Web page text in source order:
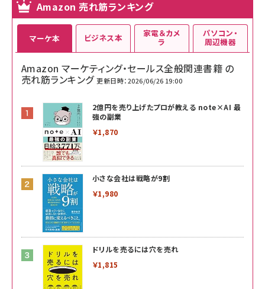
Amazon 売れ筋ランキング
マーケ本
Amazon マーケティング・セールス全般関連書籍 の
売れ筋ランキング 更新日時：2026/06/26 19:00
2億円を売り上げたプロが教える note×AI 最
強の副業
￥1,870
小さな会社は戦略が9割
￥1,980
ドリルを売るには穴を売れ
￥1,815
ビジネス本 家電＆カメ
ラ
パソコン・
周辺機器